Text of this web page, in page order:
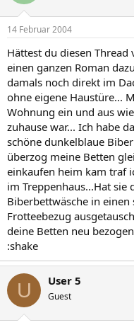
14 Februar 2004
Hättest du diesen
einen ganzen Roman
damals noch direkt im
ohne eigene Haustüre...
Wohnung ein und aus
zuhause war... Ich habe
schöne dunkelblaue
überzog meine Betten
einkaufen heim kam traf
im Treppenhaus...Hat sie
Biberbettwäsche in
Frotteebezug
deine Betten neu
:shake
U User 5
Guest